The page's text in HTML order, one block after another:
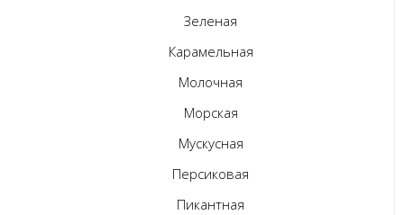
Зеленая
Карамельная
Молочная
Морская
Мускусная
Персиковая
Пикантная